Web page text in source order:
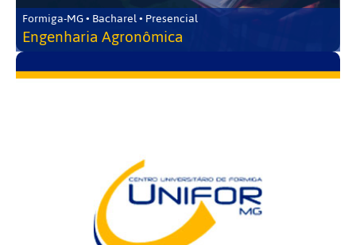
Formiga-MG • Bacharel • Presencial
Engenharia Agronômica